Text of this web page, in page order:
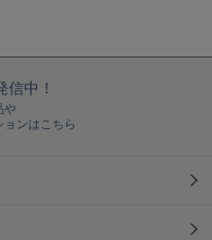
信中！
や
ンはこちら